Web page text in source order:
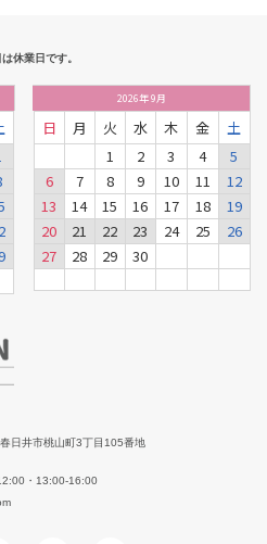
休業日です。
2026年9月
日 月 火 水 木 金
土
1
2 3 4
5
6
7 8 9 10 11
12
13
14 15 16 17 18
19
20
21 22 23 24 25
26
27
28 29 30
日井市桃山町3丁目105番地
・13:00-16:00